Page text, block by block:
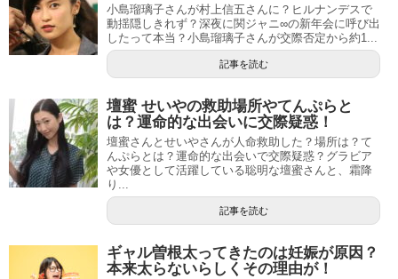
小島瑠璃子さんが村上信五さんに？ヒルナンデスで
動揺隠しきれず？深夜に関ジャニ∞の新年会に呼び出
したって本当？小島瑠璃子さんが交際否定から約1...
記事を読む
壇蜜 せいやの救助場所やてんぷらと
は？運命的な出会いに交際疑惑！
壇蜜さんとせいやさんが人命救助した？場所は？て
んぷらとは？運命的な出会いで交際疑惑？グラビア
や女優として活躍している聡明な壇蜜さんと、霜降
り...
記事を読む
ギャル曽根太ってきたのは妊娠が原因？
本来太らないらしくその理由が！